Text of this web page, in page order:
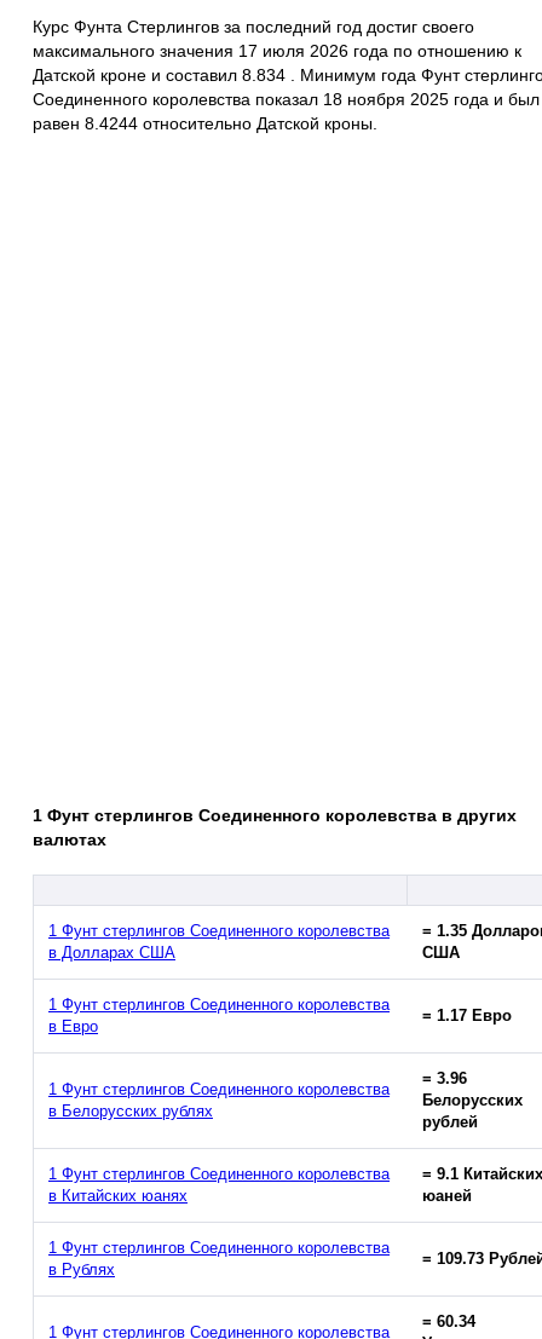
Курс Фунта Стерлингов за последний год достиг своего
максимального значения 17 июля 2026 года по отношению к
Датской кроне и составил 8.834 . Минимум года Фунт
Соединенного королевства показал 18 ноября 2025 года и был
равен 8.4244 относительно Датской кроны.
1 Фунт стерлингов Соединенного королевства в других
валютах
1 Фунт стерлингов Соединенного королевства
в Долларах США
= 1.35
США
1 Фунт стерлингов Соединенного королевства
в Евро
= 1.17 Евро
1 Фунт стерлингов Соединенного королевства
в Белорусских рублях
= 3.96
Белорусских
рублей
1 Фунт стерлингов Соединенного королевства
в Китайских юанях
= 9.1 Китайских
юаней
1 Фунт стерлингов Соединенного королевства
в Рублях
= 109.73
1 Фунт стерлингов Соединенного королевства
= 60.34